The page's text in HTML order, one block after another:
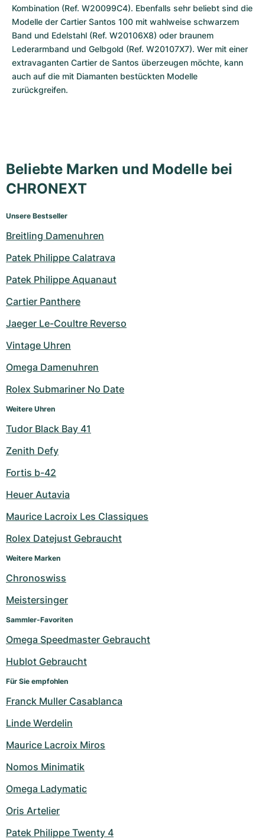
Kombination (Ref. W20099C4). Ebenfalls sehr beliebt sind die
Modelle der Cartier Santos 100 mit wahlweise schwarzem
Band und Edelstahl (Ref. W20106X8) oder braunem
Lederarmband und Gelbgold (Ref. W20107X7). Wer mit einer
extravaganten Cartier de Santos überzeugen möchte, kann
auch auf die mit Diamanten bestückten Modelle
zurückgreifen.
Beliebte Marken und Modelle bei
CHRONEXT
Unsere Bestseller
Breitling Damenuhren
Patek Philippe Calatrava
Patek Philippe Aquanaut
Cartier Panthere
Jaeger Le-Coultre Reverso
Vintage Uhren
Omega Damenuhren
Rolex Submariner No Date
Weitere Uhren
Tudor Black Bay 41
Zenith Defy
Fortis b-42
Heuer Autavia
Maurice Lacroix Les Classiques
Rolex Datejust Gebraucht
Weitere Marken
Chronoswiss
Meistersinger
Sammler-Favoriten
Omega Speedmaster Gebraucht
Hublot Gebraucht
Für Sie empfohlen
Franck Muller Casablanca
Linde Werdelin
Maurice Lacroix Miros
Nomos Minimatik
Omega Ladymatic
Oris Artelier
Patek Philippe Twenty 4